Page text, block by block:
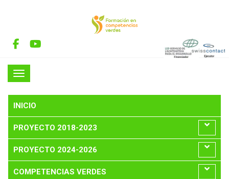
INICIO
PROYECTO 2018-2023
PROYECTO 2024-2026
COMPETENCIAS VERDES